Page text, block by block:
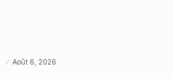
Août 6, 2026